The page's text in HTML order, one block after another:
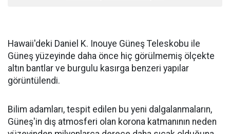
Hawaii'deki Daniel K. Inouye Güneş Teleskobu ile
Güneş yüzeyinde daha önce hiç görülmemiş ölçekte
altın bantlar ve burgulu kasırga benzeri yapılar
görüntülendi.
Bilim adamları, tespit edilen bu yeni dalgalanmaların,
Güneş'in dış atmosferi olan korona katmanının neden